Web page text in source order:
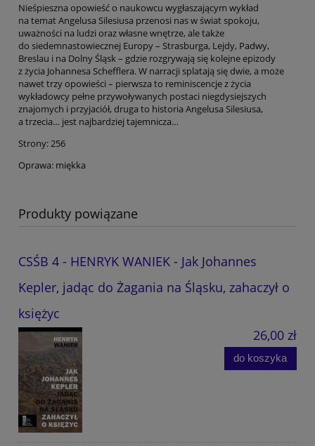
Nieśpieszna opowieść o naukowcu wygłaszającym wykład
na temat Angelusa Silesiusa przenosi nas w świat spokoju,
uważności na ludzi oraz własne wnętrze, ale także
do siedemnastowiecznej Europy – Strasburga, Lejdy, Padwy,
Breslau i na Dolny Śląsk – gdzie rozgrywają się kolejne epizody
z życia Johannesa Schefflera. W narracji splatają się dwie, a może
nawet trzy opowieści – pierwsza to reminiscencje z życia
wykładowcy pełne przywoływanych postaci niegdysiejszych
znajomych i przyjaciół, druga to historia Angelusa Silesiusa,
a trzecia… jest najbardziej tajemnicza…
Strony: 256
Oprawa: miękka
Produkty powiązane
CSŚB 4 - HENRYK WANIEK - Jak Johannes
Kepler, jadąc do Żagania na Śląsku, zahaczył o
księżyc
26,00 zł
do koszyka